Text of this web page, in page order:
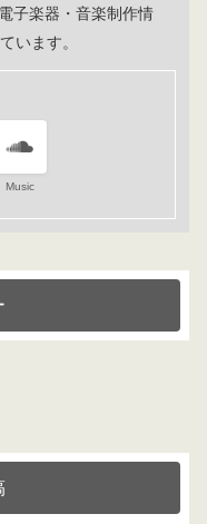
子楽器・音楽制作情
います。
Music